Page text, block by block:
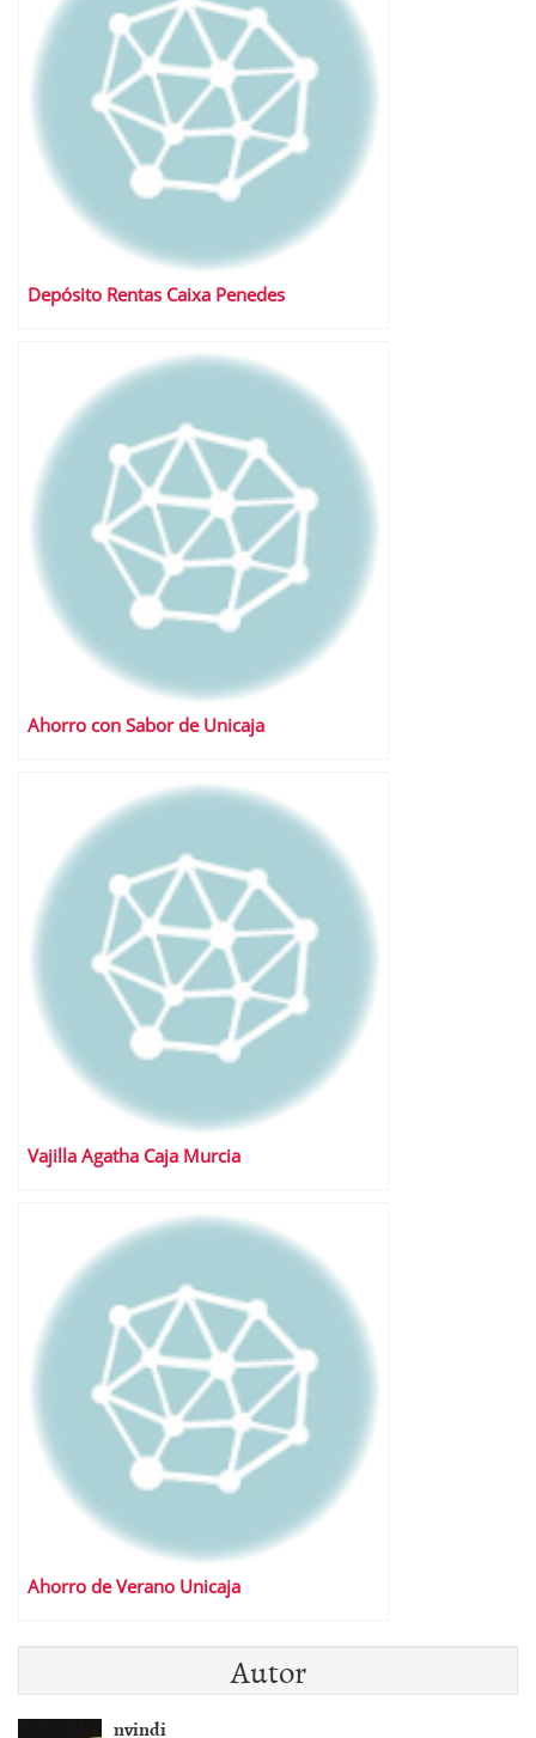
Depósito Rentas Caixa Penedes
Ahorro con Sabor de Unicaja
Vajilla Agatha Caja Murcia
Ahorro de Verano Unicaja
Autor
nvindi